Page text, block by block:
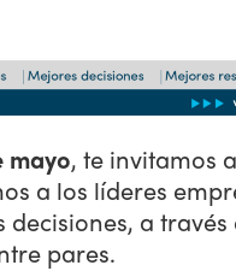
mayo, te invitamos
a los líderes
a través
pares.